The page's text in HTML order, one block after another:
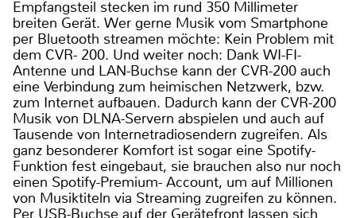
Empfangsteil stecken im rund 350 Millimeter
breiten Gerät. Wer gerne Musik vom Smartphone
per Bluetooth streamen möchte: Kein Problem mit
dem CVR- 200. Und weiter noch: Dank WI-FI-
Antenne und LAN-Buchse kann der CVR-200 auch
eine Verbindung zum heimischen Netzwerk, bzw.
zum Internet aufbauen. Dadurch kann der CVR-200
Musik von DLNA-Servern abspielen und auch auf
Tausende von Internetradiosendern zugreifen. Als
ganz besonderer Komfort ist sogar eine Spotify-
Funktion fest eingebaut, sie brauchen also nur noch
einen Spotify-Premium- Account, um auf Millionen
von Musiktiteln via Streaming zugreifen zu können.